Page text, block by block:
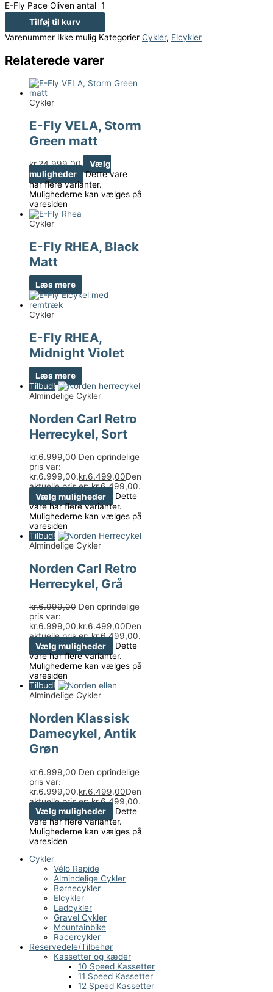
E-Fly Pace Oliven antal
Tilføj til kurv
Varenummer Ikke mulig Kategorier Cykler, Elcykler
Relaterede varer
Cykler
E-Fly VELA, Storm
Green matt
kr.24.999,00
Vælg
muligheder
Dette vare
har flere varianter.
Mulighederne kan vælges på
varesiden
Cykler
E-Fly RHEA, Black
Matt
Læs mere
Cykler
E-Fly RHEA,
Midnight Violet
Læs mere
Tilbud!
Almindelige Cykler
Norden Carl Retro
Herrecykel, Sort
kr.6.999,00 Den oprindelige
pris var:
kr.6.999,00.kr.6.499,00Den
aktuelle pris er: kr.6.499,00.
Vælg muligheder
Dette
vare har flere varianter.
Mulighederne kan vælges på
varesiden
Tilbud!
Almindelige Cykler
Norden Carl Retro
Herrecykel, Grå
kr.6.999,00 Den oprindelige
pris var:
kr.6.999,00.kr.6.499,00Den
aktuelle pris er: kr.6.499,00.
Vælg muligheder
Dette
vare har flere varianter.
Mulighederne kan vælges på
varesiden
Tilbud!
Almindelige Cykler
Norden Klassisk
Damecykel, Antik
Grøn
kr.6.999,00 Den oprindelige
pris var:
kr.6.999,00.kr.6.499,00Den
aktuelle pris er: kr.6.499,00.
Vælg muligheder
Dette
vare har flere varianter.
Mulighederne kan vælges på
varesiden
Cykler
Vélo Rapide
Almindelige Cykler
Børnecykler
Elcykler
Ladcykler
Gravel Cykler
Mountainbike
Racercykler
Reservedele/Tilbehør
Kassetter og kæder
10 Speed Kassetter
11 Speed Kassetter
12 Speed Kassetter